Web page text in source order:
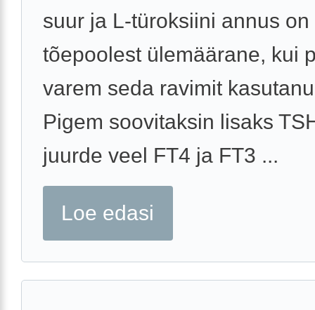
suur ja L-türoksiini annus on
tõepoolest ülemäärane, kui
varem seda ravimit
Pigem soovitaksin lisaks
juurde veel FT4 ja FT3 ...
Loe edasi